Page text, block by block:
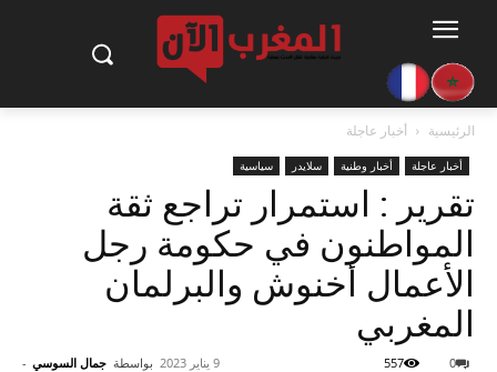
الرئيسية أخبار عاجلة
أخبار عاجلة أخبار وطنية سلايدر سياسية
تقرير : استمرار تراجع ثقة
المواطنون في حكومة رجل
الأعمال أخنوش والبرلمان
المغربي
بواسطة جمال السوسي - 9 يناير 2023 0
557